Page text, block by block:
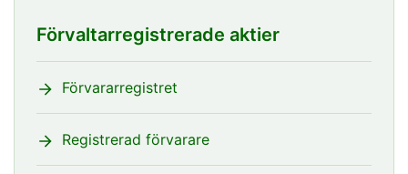
Förvaltarregistrerade aktier
Förvararregistret
Registrerad förvarare